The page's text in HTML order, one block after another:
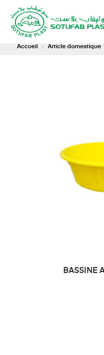
Accueil Article domestique
BASSINE